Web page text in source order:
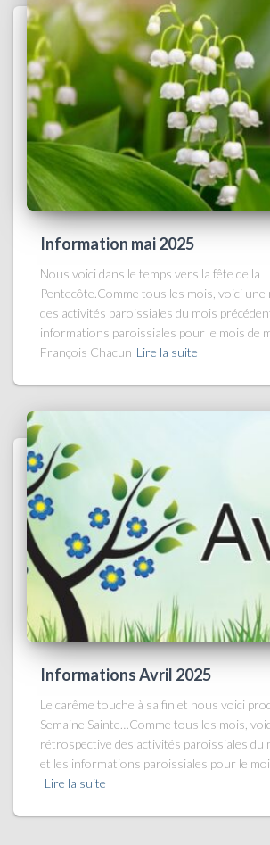
Information mai 2025
Nous voici dans le temps vers la fête de la
Pentecôte.Comme tous les mois, voici
des activités paroissiales du mois
informations paroissiales pour le mois de
François Chacun Lire la suite
Informations Avril 2025
Le carême touche à sa fin et nous voici
Semaine Sainte…Comme tous les mois,
rétrospective des activités paroissiales du
et les informations paroissiales pour le
Lire la suite